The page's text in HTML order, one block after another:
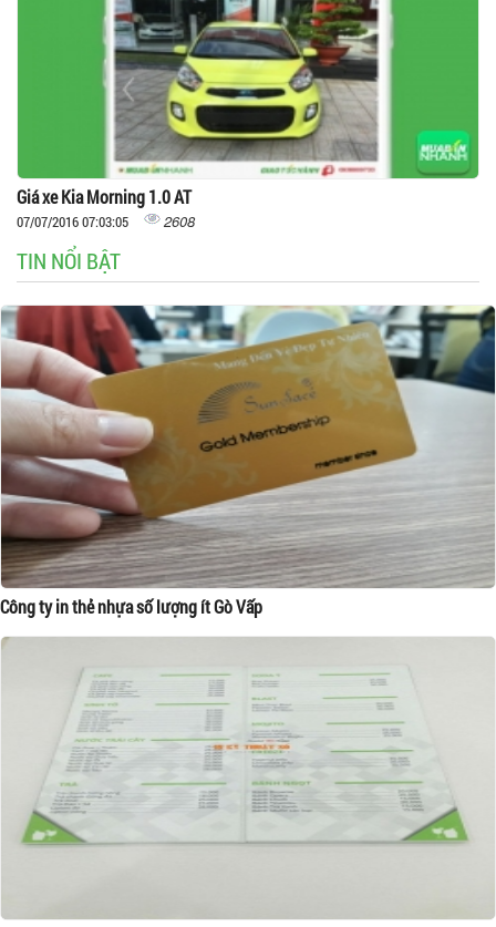
Giá xe Kia Morning 1.0 AT
07/07/2016 07:03:05 2608
TIN NỔI BẬT
Công ty in thẻ nhựa số lượng ít Gò Vấp